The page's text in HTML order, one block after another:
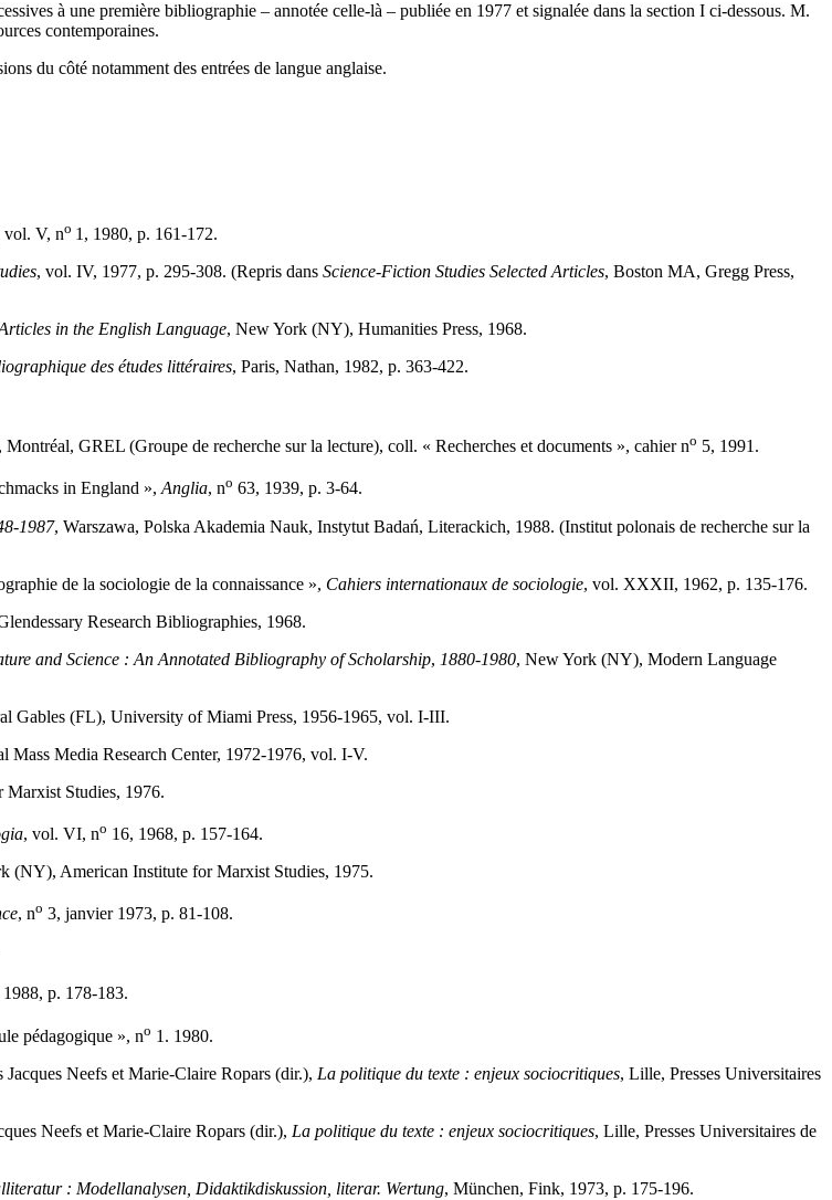
à une première bibliographie – annotée celle-là – publiée en 1977 et signalée dans la section I ci-dessous. M.
contemporaines.
du côté notamment des entrées de langue anglaise.
vol. V, no 1, 1980, p. 161-172.
, vol. IV, 1977, p. 295-308. (Repris dans Science-Fiction Studies Selected Articles, Boston MA, Gregg Press,
in the English Language, New York (NY), Humanities Press, 1968.
des études littéraires, Paris, Nathan, 1982, p. 363-422.
, Montréal, GREL (Groupe de recherche sur la lecture), coll. « Recherches et documents », cahier no 5, 1991.
in England »,Anglia, no 63, 1939, p. 3-64.
1987, Warszawa, Polska Akademia Nauk, Instytut Badań, Literackich, 1988. (Institut polonais de recherche sur la
de la sociologie de la connaissance », Cahiers internationaux de sociologie, vol. XXXII, 1962, p. 135-176.
Research Bibliographies, 1968.
and Science : An Annotated Bibliography of Scholarship, 1880-1980, New York (NY), Modern Language
Gables (FL), University of Miami Press, 1956-1965, vol. I-III.
Media Research Center, 1972-1976, vol. I-V.
Studies, 1976.
, vol. VI, no 16, 1968, p. 157-164.
(NY), American Institute for Marxist Studies, 1975.
, no 3, janvier 1973, p. 81-108.
1988, p. 178-183.
pédagogique », no 1. 1980.
Neefs et Marie-Claire Ropars (dir.), La politique du texte : enjeux sociocritiques, Lille, Presses Universitaires
Neefs et Marie-Claire Ropars (dir.), La politique du texte : enjeux sociocritiques, Lille, Presses Universitaires de
: Modellanalysen, Didaktikdiskussion, literar. Wertung, München, Fink, 1973, p. 175-196.